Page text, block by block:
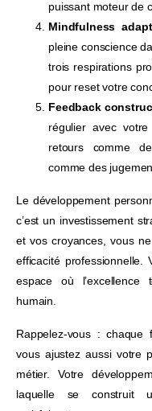
puissant moteur de
Mindfulness
pleine conscience
trois respirations
pour reset votre
Feedback
régulier avec
retours comme
comme des
Le développement
c’est un investissement
et vos croyances, vous
efficacité professionnelle.
espace où l’excellence
humain.
Rappelez-vous : chaque
vous ajustez aussi votre
métier. Votre
laquelle se construit
freine votre
Répondez à
découvrezce qui
votre cabinetavec
avancer.
Organisation du
Management
Stratégie de
Rentabilité réelle
Vision à 5 ans